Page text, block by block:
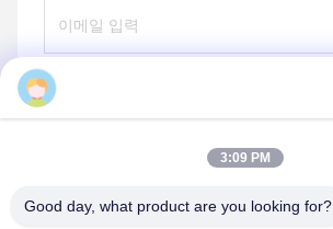
보내
3:09 PM
Good day, what product are you looking for?